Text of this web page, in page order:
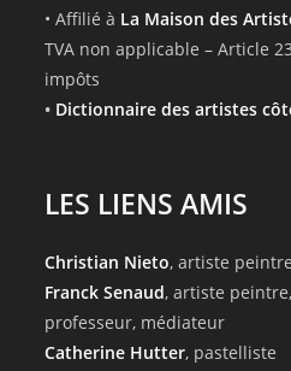
• Affilié à La Maison des
TVA non applicable – Article
impôts
• Dictionnaire des artistes
LES LIENS AMIS
Christian Nieto, artiste peintre
Franck Senaud, artiste
professeur, médiateur
Catherine Hutter, pastelliste